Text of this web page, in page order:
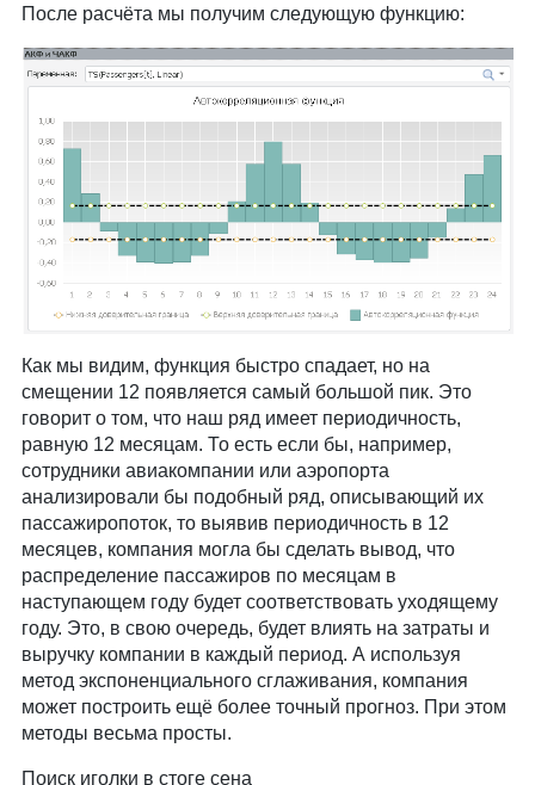
После расчёта мы получим следующую функцию:
Как мы видим, функция быстро спадает, но на
смещении 12 появляется самый большой пик. Это
говорит о том, что наш ряд имеет периодичность,
равную 12 месяцам. То есть если бы, например,
сотрудники авиакомпании или аэропорта
анализировали бы подобный ряд, описывающий их
пассажиропоток, то выявив периодичность в 12
месяцев, компания могла бы сделать вывод, что
распределение пассажиров по месяцам в
наступающем году будет соответствовать уходящему
году. Это, в свою очередь, будет влиять на затраты и
выручку компании в каждый период. А используя
метод экспоненциального сглаживания, компания
может построить ещё более точный прогноз. При этом
методы весьма просты.
Поиск иголки в стоге сена